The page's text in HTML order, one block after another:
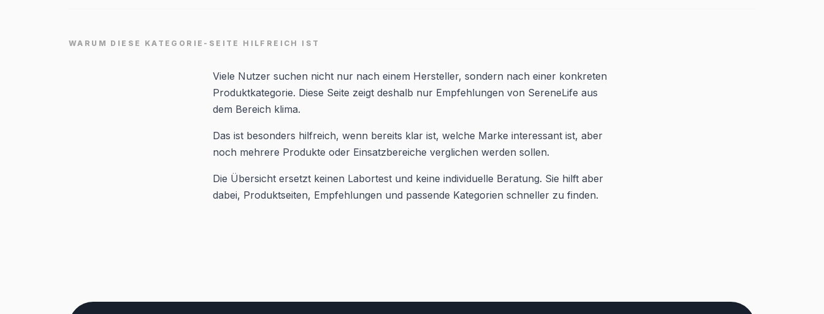
WARUM DIESE KATEGORIE-SEITE HILFREICH IST
Viele Nutzer suchen nicht nur nach einem Hersteller, sondern nach einer konkreten
Produktkategorie. Diese Seite zeigt deshalb nur Empfehlungen von SereneLife aus
dem Bereich klima.
Das ist besonders hilfreich, wenn bereits klar ist, welche Marke interessant ist, aber
noch mehrere Produkte oder Einsatzbereiche verglichen werden sollen.
Die Übersicht ersetzt keinen Labortest und keine individuelle Beratung. Sie hilft aber
dabei, Produktseiten, Empfehlungen und passende Kategorien schneller zu finden.